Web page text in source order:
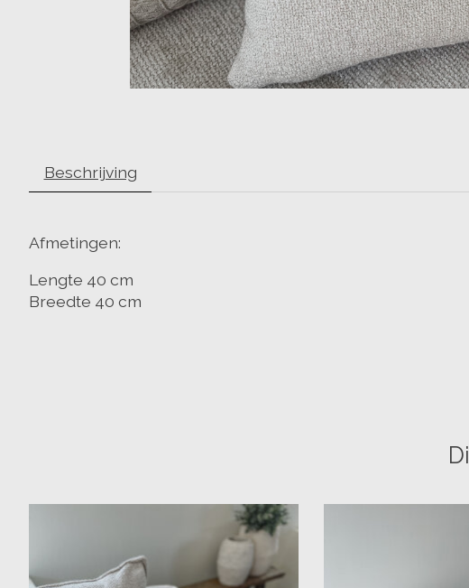
Beschrijving
Afmetingen:
Lengte 40 cm
Breedte 40 cm
Items van productcarrousel